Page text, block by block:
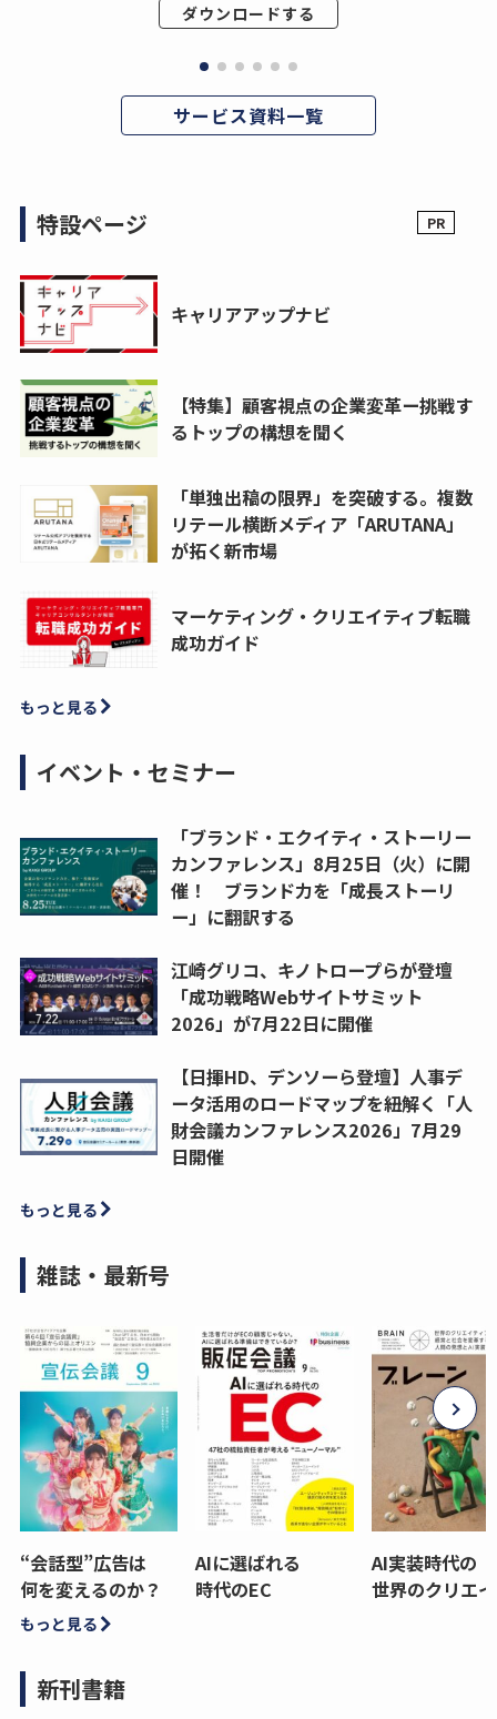
ダウンロードする
サービス資料一覧
特設ページ
キャリアアップナビ
【特集】顧客視点の企業変革ー挑戦す
るトップの構想を聞く
「単独出稿の限界」を突破する。複数
リテール横断メディア「ARUTANA」
が拓く新市場
マーケティング・クリエイティブ転職
成功ガイド
もっと見る
イベント・セミナー
「ブランド・エクイティ・ストーリー
カンファレンス」8月25日（火）に開
催！ ブランド力を「成長ストーリ
ー」に翻訳する
江崎グリコ、キノトロープらが登壇
「成功戦略Webサイトサミット
2026」が7月22日に開催
【日揮HD、デンソーら登壇】人事デ
ータ活用のロードマップを紐解く「人
財会議カンファレンス2026」7月29
日開催
もっと見る
雑誌・最新号
“会話型”広告は
何を変えるのか？
AIに選ばれる
時代のEC
AI実装時代の
世界のクリエ
もっと見る
新刊書籍